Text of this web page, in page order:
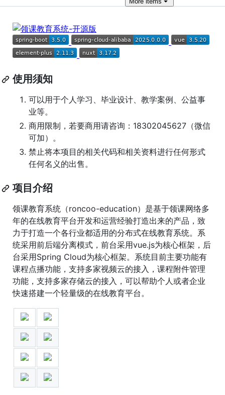
使用须知
可以用于个人学习、毕业设计、教学案例、公益事
业等。
商用限制，若要商用请咨询：18302045627（微信
可加）。
禁止将本项目的相关代码和相关资料进行任何形式
任何名义的出售。
项目介绍
领课教育系统（roncoo-education）是基于领课网络多
年的在线教育平台开发和运营经验打造出来的产品，致
力于打造一个各行业都适用的分布式在线教育系统。系
统采用前后端分离模式，前台采用vue.js为核心框架，后
台采用Spring Cloud为核心框架。系统目前主要功能有
课程点播功能，支持多家视频云的接入，课程附件管理
功能，支持多家存储云的接入，可以帮助个人或者企业
快速搭建一个轻量级的在线教育平台。